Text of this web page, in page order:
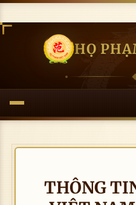
HỌ
THÔNG